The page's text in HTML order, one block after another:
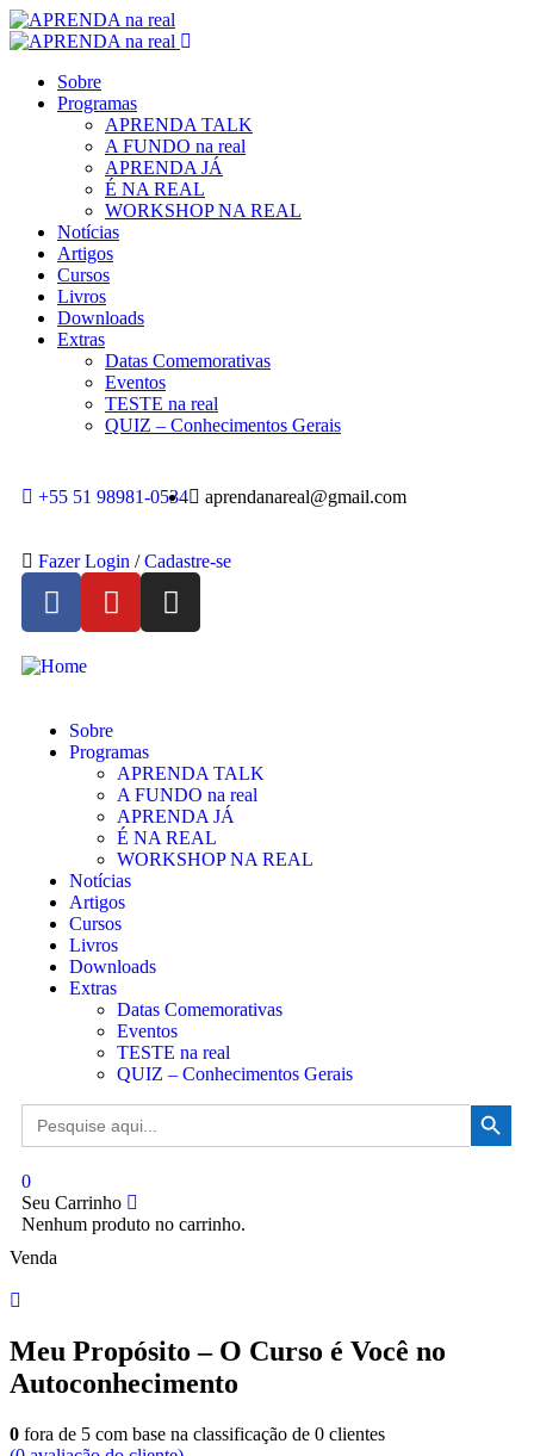
Sobre
Programas
APRENDA TALK
A FUNDO na real
APRENDA JÁ
É NA REAL
WORKSHOP NA REAL
Notícias
Artigos
Cursos
Livros
Downloads
Extras
Datas Comemorativas
Eventos
TESTE na real
QUIZ – Conhecimentos Gerais
+55 51 98981-0534 aprendanareal@gmail.com
Fazer Login / Cadastre-se
Sobre
Programas
APRENDA TALK
A FUNDO na real
APRENDA JÁ
É NA REAL
WORKSHOP NA REAL
Notícias
Artigos
Cursos
Livros
Downloads
Extras
Datas Comemorativas
Eventos
TESTE na real
QUIZ – Conhecimentos Gerais
Search
for:
Search Button
0
Seu Carrinho
Nenhum produto no carrinho.
Venda
Meu Propósito – O Curso é Você no
Autoconhecimento
0 fora de 5 com base na classificação de 0 clientes